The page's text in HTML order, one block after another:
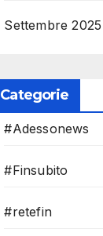
Settembre 2025
Categorie
#Adessonews
#Finsubito
#retefin